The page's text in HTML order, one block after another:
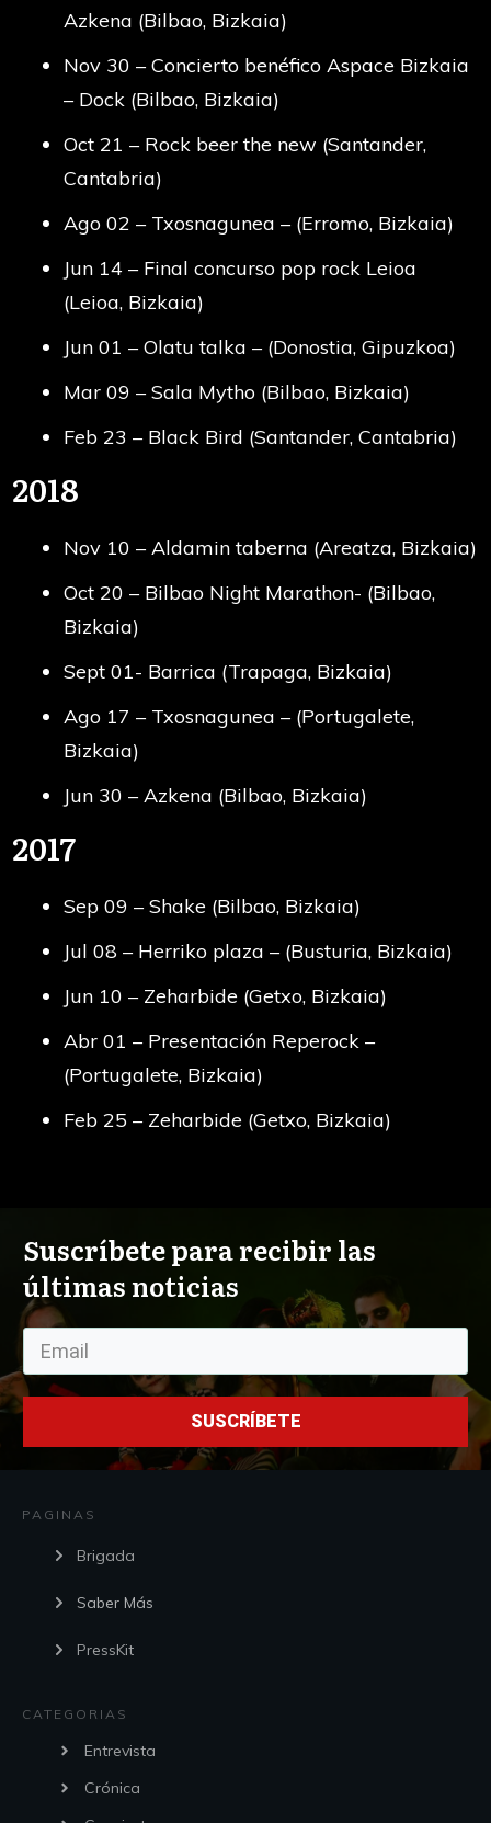
Azkena (Bilbao, Bizkaia)
Nov 30 – Concierto benéfico Aspace Bizkaia
– Dock (Bilbao, Bizkaia)
Oct 21 – Rock beer the new (Santander,
Cantabria)
Ago 02 – Txosnagunea – (Erromo, Bizkaia)
Jun 14 – Final concurso pop rock Leioa
(Leioa, Bizkaia)
Jun 01 – Olatu talka – (Donostia, Gipuzkoa)
Mar 09 – Sala Mytho (Bilbao, Bizkaia)
Feb 23 – Black Bird (Santander, Cantabria)
2018
Nov 10 – Aldamin taberna (Areatza, Bizkaia)
Oct 20 – Bilbao Night Marathon- (Bilbao,
Bizkaia)
Sept 01- Barrica (Trapaga, Bizkaia)
Ago 17 – Txosnagunea – (Portugalete,
Bizkaia)
Jun 30 – Azkena (Bilbao, Bizkaia)
2017
Sep 09 – Shake (Bilbao, Bizkaia)
Jul 08 – Herriko plaza – (Busturia, Bizkaia)
Jun 10 – Zeharbide (Getxo, Bizkaia)
Abr 01 – Presentación Reperock –
(Portugalete, Bizkaia)
Feb 25 – Zeharbide (Getxo, Bizkaia)
Suscríbete para recibir las
últimas noticias
SUSCRÍBETE
PAGINAS
Brigada
Saber Más
PressKit
CATEGORIAS
Entrevista
Crónica